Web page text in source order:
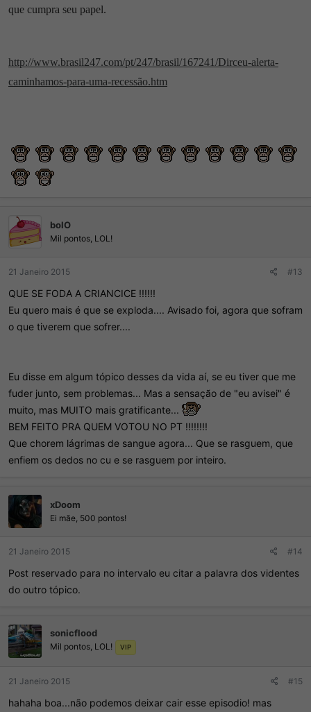
que cumpra seu papel.
http://www.brasil247.com/pt/247/brasil/167241/Dirceu-alerta-
caminhamos-para-uma-recessão.htm
bolO
Mil pontos, LOL!
21 Janeiro 2015 #13
QUE SE FODA A CRIANCICE !!!!!!
Eu quero mais é que se exploda.... Avisado foi, agora que sofram
o que tiverem que sofrer....
Eu disse em algum tópico desses da vida aí, se eu tiver que me
fuder junto, sem problemas... Mas a sensação de "eu avisei" é
muito, mas MUITO mais gratificante...
BEM FEITO PRA QUEM VOTOU NO PT !!!!!!!!
Que chorem lágrimas de sangue agora... Que se rasguem, que
enfiem os dedos no cu e se rasguem por inteiro.
xDoom
Ei mãe, 500 pontos!
21 Janeiro 2015 #14
Post reservado para no intervalo eu citar a palavra dos videntes
do outro tópico.
sonicflood
Mil pontos, LOL! VIP
21 Janeiro 2015 #15
hahaha boa...não podemos deixar cair esse episodio! mas